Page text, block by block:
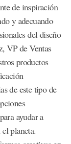
de inspiración
y adecuando
del diseño
VP de Ventas
productos
de este tipo de
ayudar a
planeta.